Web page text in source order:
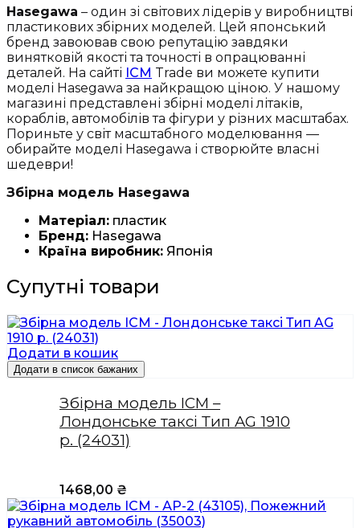
Hasegawa – один зі світових лідерів у виробництві
пластикових збірних моделей. Цей японський
бренд завоював свою репутацію завдяки
винятковій якості та точності в опрацюванні
деталей. На сайті ICM Trade ви можете купити
моделі Hasegawa за найкращою ціною. У нашому
магазині представлені збірні моделі літаків,
кораблів, автомобілів та фігури у різних масштабах.
Пориньте у світ масштабного моделювання —
обирайте моделі Hasegawa і створюйте власні
шедеври!
Збірна модель Hasegawa
Матеріал: пластик
Бренд: Hasegawa
Країна виробник: Японія
Супутні товари
Додати в кошик
Додати в список бажаних
Збірна модель ICM –
Лондонське таксі Тип AG 1910
р. (24031)
1468,00 ₴